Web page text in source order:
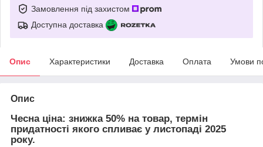
Замовлення під захистом
Доступна доставка
Опис Характеристики Доставка Оплата Умови
Опис
Чесна ціна: знижка 50% на товар, термін
придатності якого спливає у листопаді 2025
року.